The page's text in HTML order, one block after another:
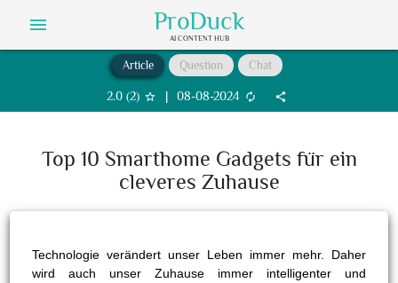
menu ProDuck
AI CONTENT HUB
Article Question Chat
2.0 (2) star_border | 08-08-2024 autorenew share
Top 10 Smarthome Gadgets für ein
cleveres Zuhause
Technologie verändert unser Leben immer mehr. Daher
wird auch unser Zuhause immer intelligenter und